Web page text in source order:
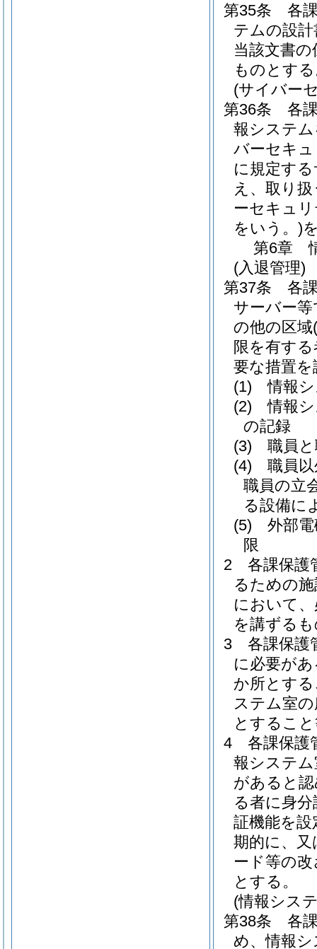
第35条
各
テムの設
当該文書
ものとす
(サイバー
第36条
各
報システ
バーセキ
に規定す
え、取り
ーセキュ
をいう。)
第6章
(入退管理)
第37条
各
サーバー
の他の区域
限を有す
要な措置
(1)
情報
(2)
情報
の記録
(3)
職員
(4)
職員
職員の立
る設備に
(5)
外部
限
2
各課保護
るための
において
を講ずる
3
各課保護
に必要が
か所とす
ステム室
とするこ
4
各課保護
報システ
があると
る者に身
証機能を
期的に、
ード等の
とする。
(情報シス
第38条
各
め、情報